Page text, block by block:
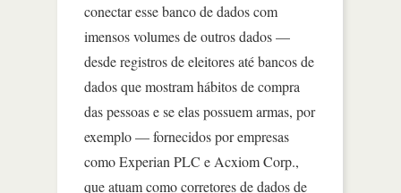
conectar esse banco de dados com
imensos volumes de outros dados —
desde registros de eleitores até bancos de
dados que mostram hábitos de compra
das pessoas e se elas possuem armas, por
exemplo — fornecidos por empresas
como Experian PLC e Acxiom Corp.,
que atuam como corretores de dados de